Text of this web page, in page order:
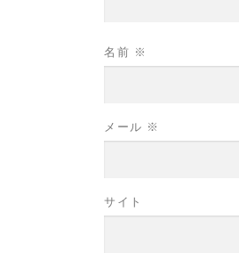
名前 ※
メール ※
サイト